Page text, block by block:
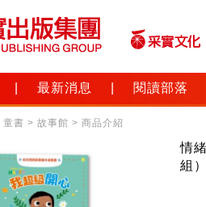
最新消息 閱讀部落
童書 > 故事館 > 商品介紹
情
組